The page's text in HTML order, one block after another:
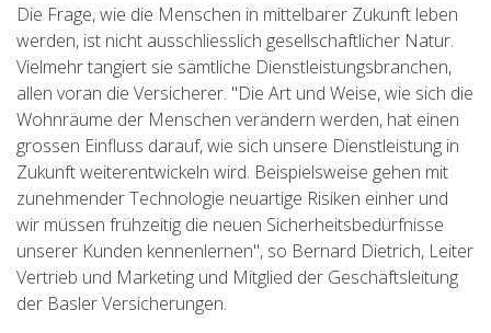
Die Frage, wie die Menschen in mittelbarer Zukunft leben
werden, ist nicht ausschliesslich gesellschaftlicher Natur.
Vielmehr tangiert sie sämtliche Dienstleistungsbranchen,
allen voran die Versicherer. "Die Art und Weise, wie sich die
Wohnräume der Menschen verändern werden, hat einen
grossen Einfluss darauf, wie sich unsere Dienstleistung in
Zukunft weiterentwickeln wird. Beispielsweise gehen mit
zunehmender Technologie neuartige Risiken einher und
wir müssen frühzeitig die neuen Sicherheitsbedürfnisse
unserer Kunden kennenlernen", so Bernard Dietrich, Leiter
Vertrieb und Marketing und Mitglied der Geschäftsleitung
der Basler Versicherungen.